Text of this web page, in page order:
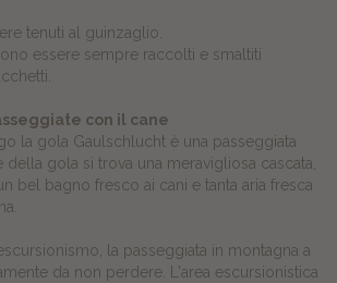
tenuti al guinzaglio.
essere sempre raccolti e smaltiti
con il cane
la gola Gaulschlucht è una passeggiata
gola si trova una meravigliosa cascata,
bel bagno fresco ai cani e tanta aria fresca
la passeggiata in montagna a
da non perdere. L'area escursionistica